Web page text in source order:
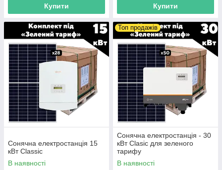
Купити Купити
Сонячна електростанція 15
кВт Сlassic
В наявності
Топ продажів
Сонячна електростанція - 30
кВт Clasic для зеленого
тарифу
В наявності